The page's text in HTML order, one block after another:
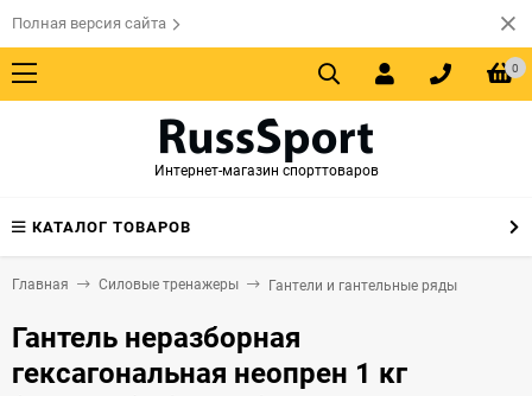
Полная версия сайта
0
Интернет-магазин спорттоваров
КАТАЛОГ ТОВАРОВ
Главная Силовые тренажеры Гантели и гантельные ряды
Гантель неразборная
гексагональная неопрен 1 кг